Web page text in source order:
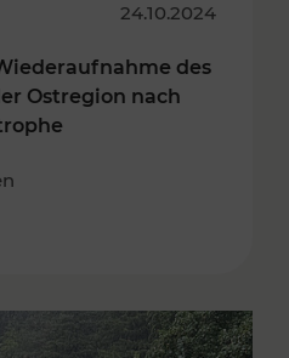
24.10.2024
des
Ostregion nach